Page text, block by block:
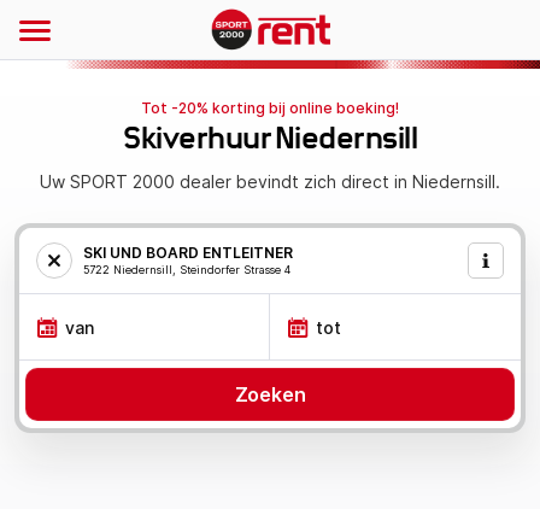
Tot -20% korting bij online boeking!
Skiverhuur Niedernsill
Uw SPORT 2000 dealer bevindt zich direct in Niedernsill.
SKI UND BOARD ENTLEITNER
5722 Niedernsill, Steindorfer Strasse 4
van tot